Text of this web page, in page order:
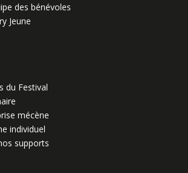
des bénévoles
Jeune
du Festival
mécène
individuel
supports